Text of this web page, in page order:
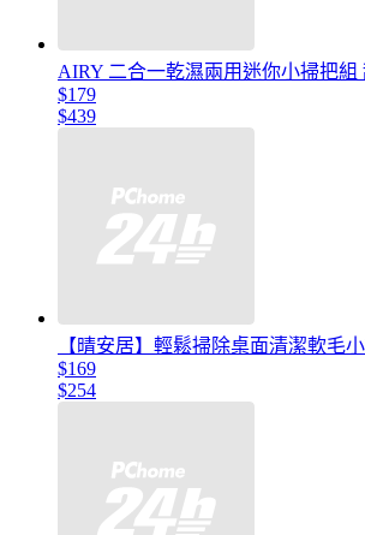
AIRY 二合一乾濕兩用迷你小掃把組
$179
$439
【晴安居】輕鬆掃除桌面清潔軟毛
$169
$254